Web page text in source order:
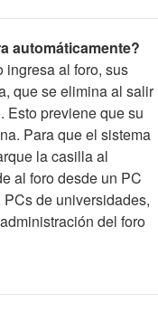
automáticamente?
al foro, sus
que se elimina al salir
Esto previene que su
Para que el sistema
la casilla al
al foro desde un PC
de universidades,
del foro